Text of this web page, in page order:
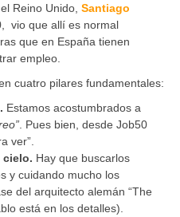
Reino Unido, Santiago
vio que allí es normal
que en España tienen
empleo.
cuatro pilares fundamentales:
Estamos acostumbrados a
. Pues bien, desde Job50
ver”.
cielo. Hay que buscarlos
y cuidando mucho los
del arquitecto alemán “The
está en los detalles).